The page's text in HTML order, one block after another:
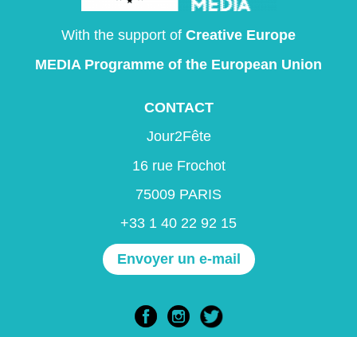
With the support of Creative Europe
MEDIA Programme of the European Union
CONTACT
Jour2Fête
16 rue Frochot
75009 PARIS
+33 1 40 22 92 15
Envoyer un e-mail